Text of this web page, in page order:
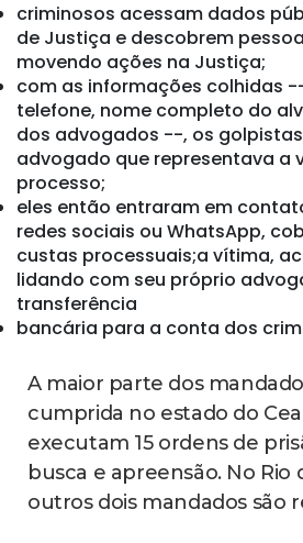
criminosos acessam dados
de Justiça e descobrem
movendo ações na Justiça;
com as informações colhidas
telefone, nome completo do
dos advogados --, os
advogado que representava a
processo;
eles então entraram em
redes sociais ou WhatsApp,
custas processuais;a vítima,
lidando com seu próprio
transferência
bancária para a conta dos
A maior parte dos
cumprida no estado do
executam 15 ordens de
busca e apreensão. No Rio
outros dois mandados são